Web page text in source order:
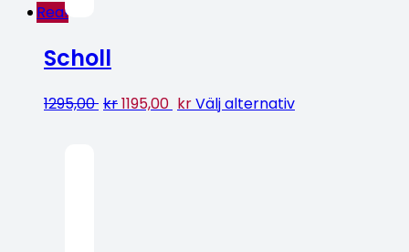
Rea!
Scholl
1295,00 kr1195,00 krVälj alternativ